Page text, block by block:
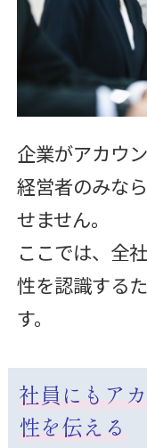
企業がアカウ
経営者のみな
せません。
ここでは、全
性を認識する
す。
社員にもア
性を伝える